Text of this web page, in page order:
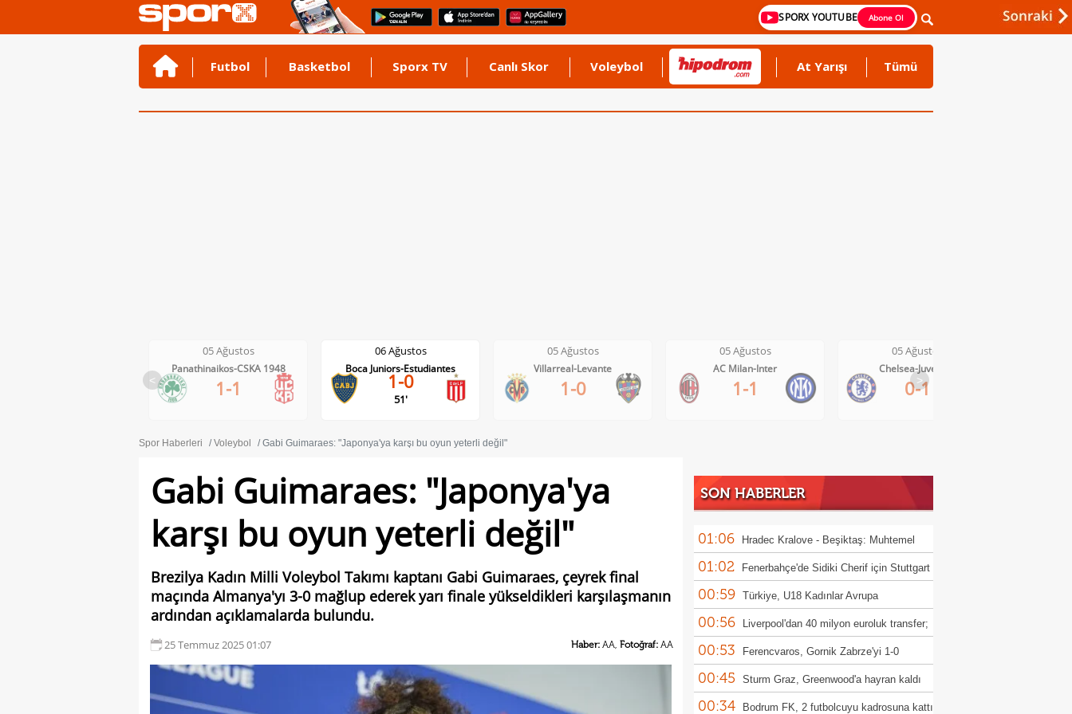
SPORX YOUTUBE Abone Ol
Futbol Basketbol Sporx TV Canlı Skor Voleybol At Yarışı Tümü
<
Panathinaikos-CSKA 1948 Boca Juniors-Estudiantes
1-0
51'
Villarreal-Levante
1-0
AC Milan-Inter
1-1
Chelsea-Juventus
0-1
SSC Napoli-Osasuna
>
Spor Haberleri Voleybol Gabi Guimaraes: "Japonya'ya karşı bu oyun yeterli değil"
Gabi Guimaraes: "Japonya'ya
karşı bu oyun yeterli değil"
Brezilya Kadın Milli Voleybol Takımı kaptanı Gabi Guimaraes, çeyrek final
maçında Almanya'yı 3-0 mağlup ederek yarı finale yükseldikleri karşılaşmanın
ardından açıklamalarda bulundu.
25 Temmuz 2025 01:07 Haber: AA, Fotoğraf: AA
SON HABERLER
01:06 Hradec Kralove - Beşiktaş: Muhtemel
11'ler
01:02 Fenerbahçe'de Sidiki Cherif için Stuttgart
iddiası!
00:59 Türkiye, U18 Kadınlar Avrupa
Şampiyonası'nda Sırbistan'a 70-67 yenildi
00:56 Liverpool'dan 40 milyon euroluk transfer;
Victor Munoz
00:53 Ferencvaros, Gornik Zabrze'yi 1-0
mağlup etti
00:45 Sturm Graz, Greenwood'a hayran kaldı
00:34 Bodrum FK, 2 futbolcuyu kadrosuna kattı